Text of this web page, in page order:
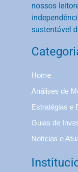
nossos
sustentável
Home
Análises de
Estratégias e
Guias de
Notícias e